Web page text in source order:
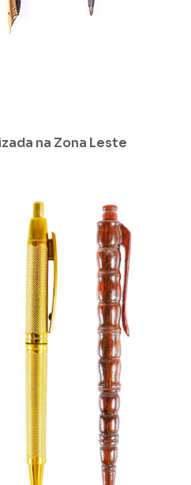
na Zona Leste